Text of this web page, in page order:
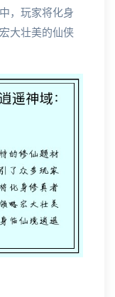
，玩家将化身
大壮美的仙侠